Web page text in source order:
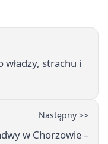
władzy, strachu i
Następny >>
w Chorzowie –